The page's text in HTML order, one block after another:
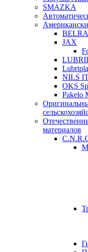
SMAZKA
JAX
NILS
OKS
Pakelo
материалов